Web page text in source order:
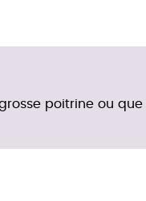
poitrine ou